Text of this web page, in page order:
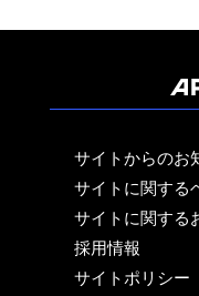
サイトからのお
サイトに関する
サイトに関する
採用情報
サイトポリシー